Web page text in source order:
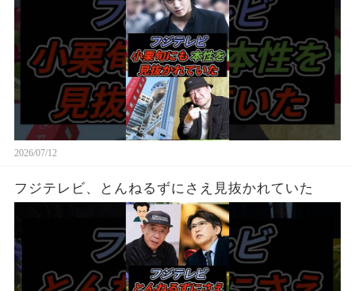
2026/07/12
フジテレビ、とんねるずにさえ見抜かれていた